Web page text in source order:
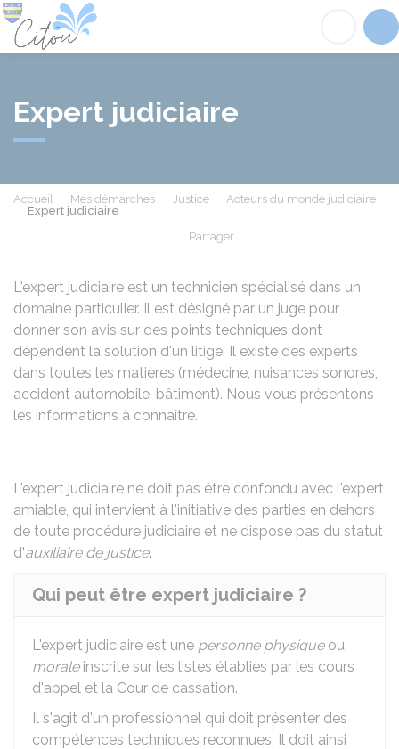
Expert judiciaire
Accueil Mes démarches Justice
Acteurs du monde judiciaire
Expert judiciaire
Partager
L'expert judiciaire est un technicien spécialisé dans un
domaine particulier. Il est désigné par un juge pour
donner son avis sur des points techniques dont
dépendent la solution d'un litige. Il existe des experts
dans toutes les matières (médecine, nuisances sonores,
accident automobile, bâtiment). Nous vous présentons
les informations à connaître.
L'expert judiciaire ne doit pas être confondu avec l'expert
amiable, qui intervient à l'initiative des parties en dehors
de toute procédure judiciaire et ne dispose pas du statut
d'auxiliaire de justice.
Qui peut être expert judiciaire ?
L'expert judiciaire est une personne physiqueou
moraleinscrite sur les listes établies par les cours
d'appel et la Cour de cassation.
Il s'agit d'un professionnel qui doit présenter des
compétences techniques reconnues. Il doit ainsi